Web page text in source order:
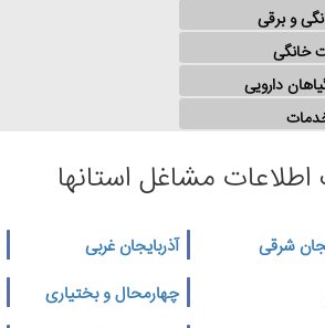
و برقی
خانگی
دارویی
اطلاعات مشاغل استانها
شرقی آذربایجان غربی
چهارمحال و بختیاری